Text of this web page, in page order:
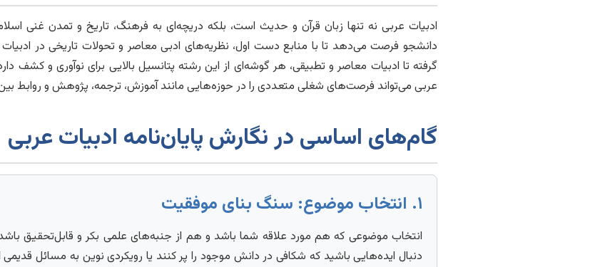
ادبیات عربی نه تنها زبان قرآن و حدیث است، بلکه دریچه‌ای به فرهنگ، تاریخ و تمدن غنی
دانشجو فرصت می‌دهد تا با منابع دست اول، نظریه‌های ادبی معاصر و تحولات تاریخی در
گرفته تا ادبیات معاصر و تطبیقی، هر گوشه‌ای از این رشته پتانسیل بالایی برای نوآوری و کشف
عربی می‌تواند فرصت‌های شغلی متعددی را در حوزه‌هایی مانند آموزش، ترجمه، پژوهش و روابط
گام‌های اساسی در نگارش پایان‌نامه ادبیات عربی
۱. انتخاب موضوع: سنگ بنای موفقیت
انتخاب موضوعی که هم مورد علاقه شما باشد و هم از جنبه‌های علمی بکر و قابل‌تحقیق
دنبال ایده‌هایی باشید که شکافی در دانش موجود را پر کنند یا رویکردی نوین به مسائل قدیمی